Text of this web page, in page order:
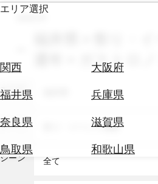
エリア選択
関西 大阪府
福井県
兵庫県
奈良県
滋賀県
鳥取県
和歌山県
エ
券
テ
を
search
福井県 × 祭り・
通年 × ガストロ
エリア
テーマ 祭り・イベント体験
シーン 全て